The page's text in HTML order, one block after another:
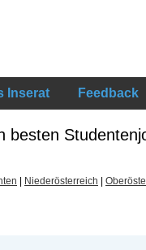
Inserat Feedback
besten
Niederösterreich